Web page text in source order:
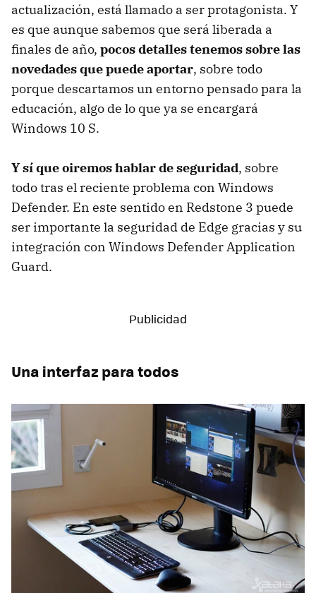
actualización, está llamado a ser protagonista. Y
es que aunque sabemos que será liberada a
finales de año, pocos detalles tenemos sobre las
novedades que puede aportar, sobre todo
porque descartamos un entorno pensado para la
educación, algo de lo que ya se encargará
Windows 10 S.
Y sí que oiremos hablar de seguridad, sobre
todo tras el reciente problema con Windows
Defender. En este sentido en Redstone 3 puede
ser importante la seguridad de Edge gracias y su
integración con Windows Defender Application
Guard.
Una interfaz para todos